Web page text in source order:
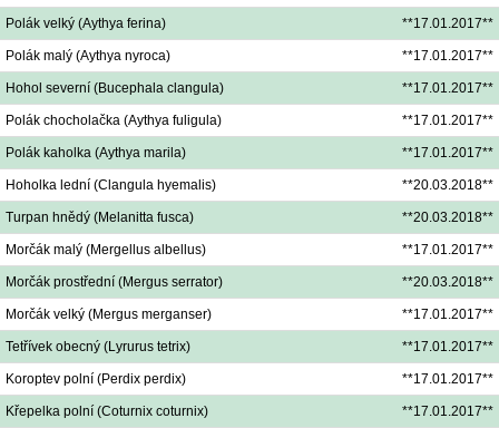
Polák velký (Aythya ferina) **17.01.2017**
Polák malý (Aythya nyroca) **17.01.2017**
Hohol severní (Bucephala clangula) **17.01.2017**
Polák chocholačka (Aythya fuligula) **17.01.2017**
Polák kaholka (Aythya marila) **17.01.2017**
Hoholka lední (Clangula hyemalis) **20.03.2018**
Turpan hnědý (Melanitta fusca) **20.03.2018**
Morčák malý (Mergellus albellus) **17.01.2017**
Morčák prostřední (Mergus serrator) **20.03.2018**
Morčák velký (Mergus merganser) **17.01.2017**
Tetřívek obecný (Lyrurus tetrix) **17.01.2017**
Koroptev polní (Perdix perdix) **17.01.2017**
Křepelka polní (Coturnix coturnix) **17.01.2017**